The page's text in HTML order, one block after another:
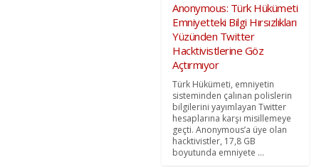
Anonymous: Türk Hükümeti
Emniyetteki Bilgi Hırsızlıkları
Yüzünden Twitter
Hacktivistlerine Göz
Açtırmıyor
Türk Hükümeti, emniyetin
sisteminden çalınan polislerin
bilgilerini yayımlayan Twitter
hesaplarına karşı misillemeye
geçti. Anonymous’a üye olan
hacktivistler, 17,8 GB
boyutunda emniyete ...